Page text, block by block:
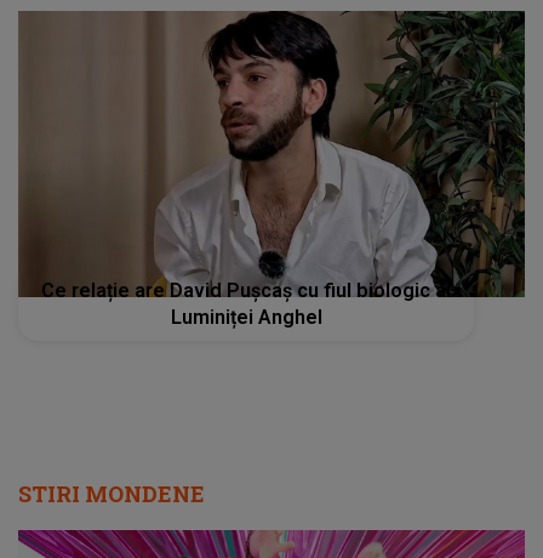
Ce relație are David Pușcaș cu fiul biologic al
Luminiței Anghel
STIRI MONDENE